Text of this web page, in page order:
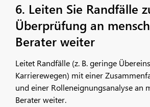
6. Leiten Sie Randfälle
Überprüfung an
Berater weiter
Leitet Randfälle (z. B. geringe
Karrierewegen) mit einer
und einer Rolleneignungsanalyse an
Berater weiter.